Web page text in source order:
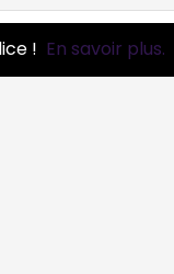
! En savoir plus.